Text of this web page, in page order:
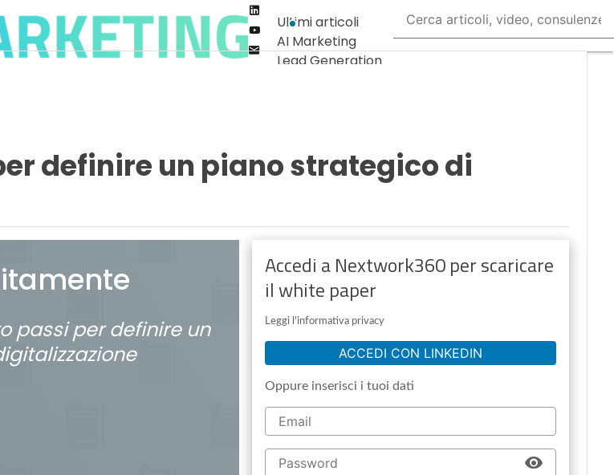
Youtube-
play
Email
Ultimi articoli
AI Marketing
Lead Generation
definire un piano strategico di
passi per definire un
Accedi a Nextwork360 per scaricare
il white paper
Leggi l'informativa privacy
ACCEDI CON LINKEDIN
Oppure inserisci i tuoi dati